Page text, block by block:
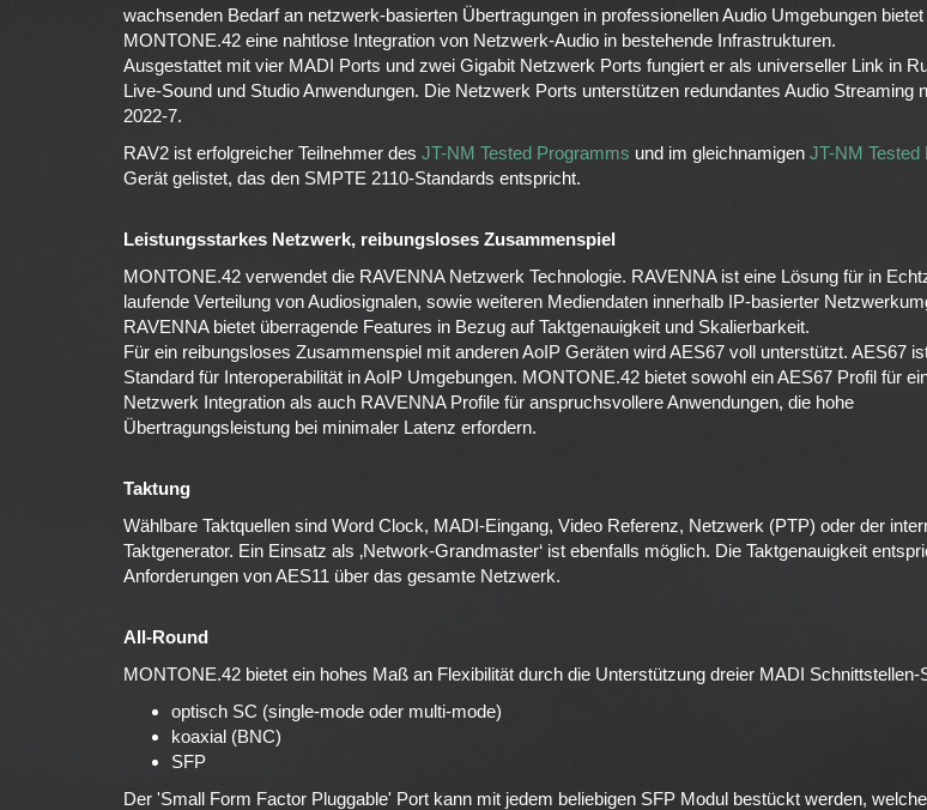
wachsenden Bedarf an netzwerk-basierten Übertragungen in professionellen Audio Umgebungen bietet
MONTONE.42 eine nahtlose Integration von Netzwerk-Audio in bestehende Infrastrukturen.
Ausgestattet mit vier MADI Ports und zwei Gigabit Netzwerk Ports fungiert er als universeller Link in
Live-Sound und Studio Anwendungen. Die Netzwerk Ports unterstützen redundantes Audio Streaming
2022-7.
RAV2 ist erfolgreicher Teilnehmer des JT-NM Tested Programms und im gleichnamigen JT-NM Tested
Gerät gelistet, das den SMPTE 2110-Standards entspricht.
Leistungsstarkes Netzwerk, reibungsloses Zusammenspiel
MONTONE.42 verwendet die RAVENNA Netzwerk Technologie. RAVENNA ist eine Lösung für in
laufende Verteilung von Audiosignalen, sowie weiteren Mediendaten innerhalb IP-basierter
RAVENNA bietet überragende Features in Bezug auf Taktgenauigkeit und Skalierbarkeit.
Für ein reibungsloses Zusammenspiel mit anderen AoIP Geräten wird AES67 voll unterstützt. AES67
Standard für Interoperabilität in AoIP Umgebungen. MONTONE.42 bietet sowohl ein AES67 Profil für
Netzwerk Integration als auch RAVENNA Profile für anspruchsvollere Anwendungen, die hohe
Übertragungsleistung bei minimaler Latenz erfordern.
Taktung
Wählbare Taktquellen sind Word Clock, MADI-Eingang, Video Referenz, Netzwerk (PTP) oder der
Taktgenerator. Ein Einsatz als ‚Network-Grandmaster‘ ist ebenfalls möglich. Die Taktgenauigkeit
Anforderungen von AES11 über das gesamte Netzwerk.
All-Round
MONTONE.42 bietet ein hohes Maß an Flexibilität durch die Unterstützung dreier MADI Schnittstellen-
optisch SC (single-mode oder multi-mode)
koaxial (BNC)
SFP
Der 'Small Form Factor Pluggable' Port kann mit jedem beliebigen SFP Modul bestückt werden,